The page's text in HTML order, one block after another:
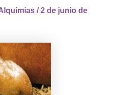
/2 de junio de